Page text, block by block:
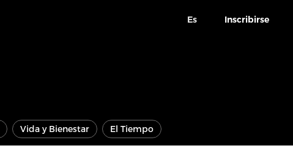
Es Inscribirse
Vida y Bienestar El Tiempo